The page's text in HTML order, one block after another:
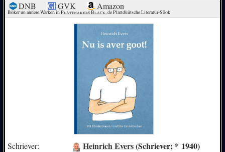
DNB GVK Amazon
Böker un annere Warken in Plattmakers Black, de Plattdüütsche Literatur-Söök
Schriever: Heinrich Evers(Schriever; * 1940)